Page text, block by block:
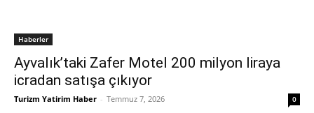
Haberler
Ayvalık’taki Zafer Motel 200 milyon liraya
icradan satışa çıkıyor
Turizm Yatirim Haber - Temmuz 7, 2026 0